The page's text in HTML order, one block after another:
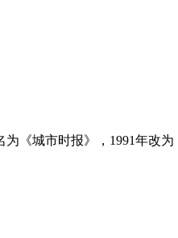
《城市时报》，1991年改